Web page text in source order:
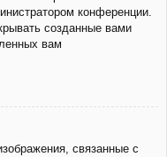
конференции.
созданные вами
вам
связанные с